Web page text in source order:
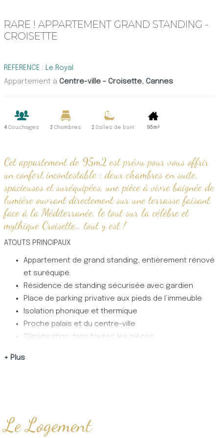
RARE ! APPARTEMENT GRAND STANDING -
CROISETTE
REFERENCE : Le Royal
Appartement à Centre-ville - Croisette, Cannes
4Couchages 2 Chambres 2 Salles de bain 95m²
Cet appartement de 95m2 est prévu pour vous offrir
un confort incontestable : deux chambres en suite,
spacieuses et suréquipées, une pièce à vivre baignée de
lumière ouvrant directement sur une terrasse faisant
face à la Méditerranée, le tout sur la célèbre et
mythique Croisette… tout y est !
ATOUTS PRINCIPAUX
Appartement de grand standing, entièrement rénové
et suréquipé.
Résidence de standing sécurisée avec gardien
Place de parking privative aux pieds de l’immeuble
Isolation phonique et thermique
Proche palais et du centre-ville
Climatisation dans toutes les pièces
Un espace repas idéal pour quatre personnes.
+ Plus
Le Logement